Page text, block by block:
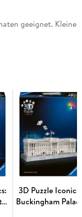
Welt der
faszinierenden
und manchmal
und
geeignet. Kleine
3D Puzzle Iconics:
Buckingham